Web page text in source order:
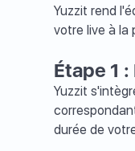
Yuzzit rend
votre live à la
Étape 1
Yuzzit
durée de